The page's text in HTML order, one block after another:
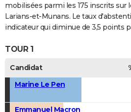
mobilisées parmi les 175 inscrits sur
Larians-et-Munans. Le taux
indicateur qui diminue de 3,5 points
TOUR 1
Candidat
Marine Le Pen
Emmanuel Macron